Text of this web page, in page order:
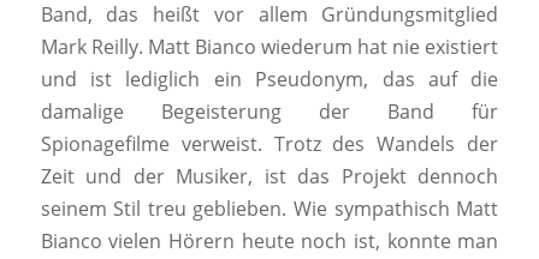
Band, das heißt vor allem Gründungsmitglied
Mark Reilly. Matt Bianco wiederum hat nie existiert
und ist lediglich ein Pseudonym, das auf die
damalige Begeisterung der Band für
Spionagefilme verweist. Trotz des Wandels der
Zeit und der Musiker, ist das Projekt dennoch
seinem Stil treu geblieben. Wie sympathisch Matt
Bianco vielen Hörern heute noch ist, konnte man